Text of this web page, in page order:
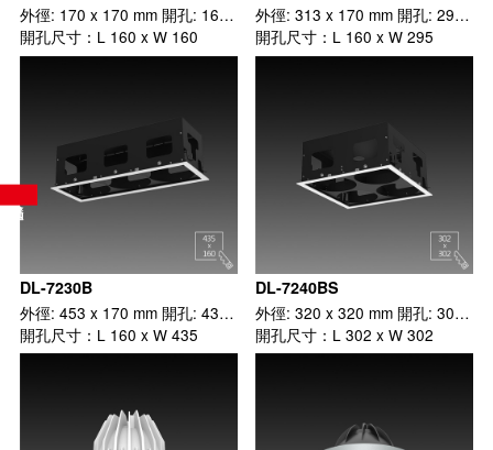
外徑: 170 x 170 mm 開孔: 160 x 160 mm 1 x 1
開孔尺寸：L 160 x W 160
外徑: 313 x 170 mm 開孔: 295 x 160 mm 1 x 2
開孔尺寸：L 160 x W 295
DL-7230B
外徑: 453 x 170 mm 開孔: 435 x 160 mm 1 x 3
開孔尺寸：L 160 x W 435
DL-7240BS
外徑: 320 x 320 mm 開孔: 302 x 302 mm 2 x 2
開孔尺寸：L 302 x W 302